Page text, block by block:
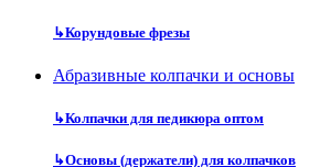
↳Корундовые фрезы
Абразивные колпачки и основы
↳Колпачки для педикюра оптом
↳Основы (держатели) для колпачков